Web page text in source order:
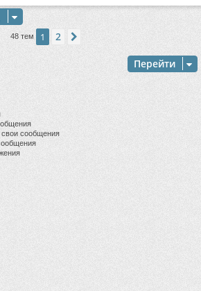
48 тем 1 2
Перейти
свои сообщения